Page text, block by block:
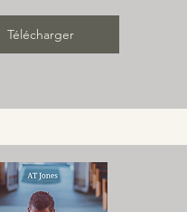
Télécharger